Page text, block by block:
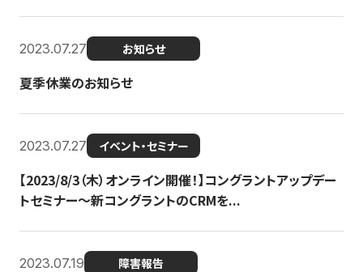
2023.07.27 お知らせ
夏季休業のお知らせ
2023.07.27 イベント・セミナー
【2023/8/3（木）オンライン開催！】コングラントアップデー
トセミナー〜新コングラントのCRMを...
2023.07.19 障害報告